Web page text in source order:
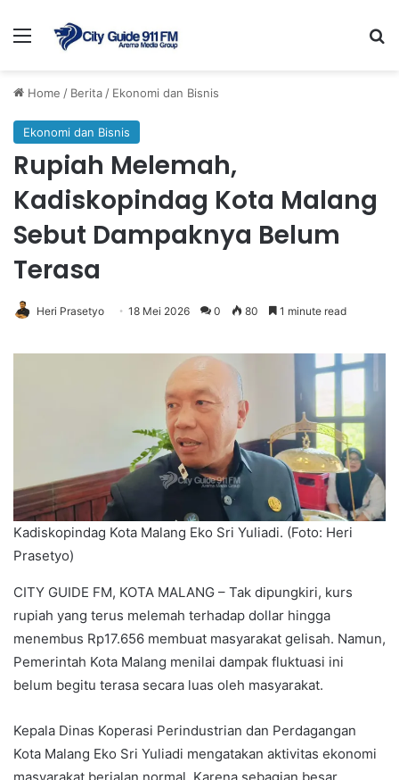
Menu
Home / Berita / Ekonomi dan Bisnis
Ekonomi dan Bisnis
Rupiah Melemah,
Kadiskopindag Kota Malang
Sebut Dampaknya Belum
Terasa
Heri Prasetyo 18 Mei 2026 0 80 1 minute read
Kadiskopindag Kota Malang Eko Sri Yuliadi. (Foto: Heri
Prasetyo)
CITY GUIDE FM, KOTA MALANG – Tak dipungkiri, kurs
rupiah yang terus melemah terhadap dollar hingga
menembus Rp17.656 membuat masyarakat gelisah. Namun,
Pemerintah Kota Malang menilai dampak fluktuasi ini
belum begitu terasa secara luas oleh masyarakat.
Kepala Dinas Koperasi Perindustrian dan Perdagangan
Kota Malang Eko Sri Yuliadi mengatakan aktivitas ekonomi